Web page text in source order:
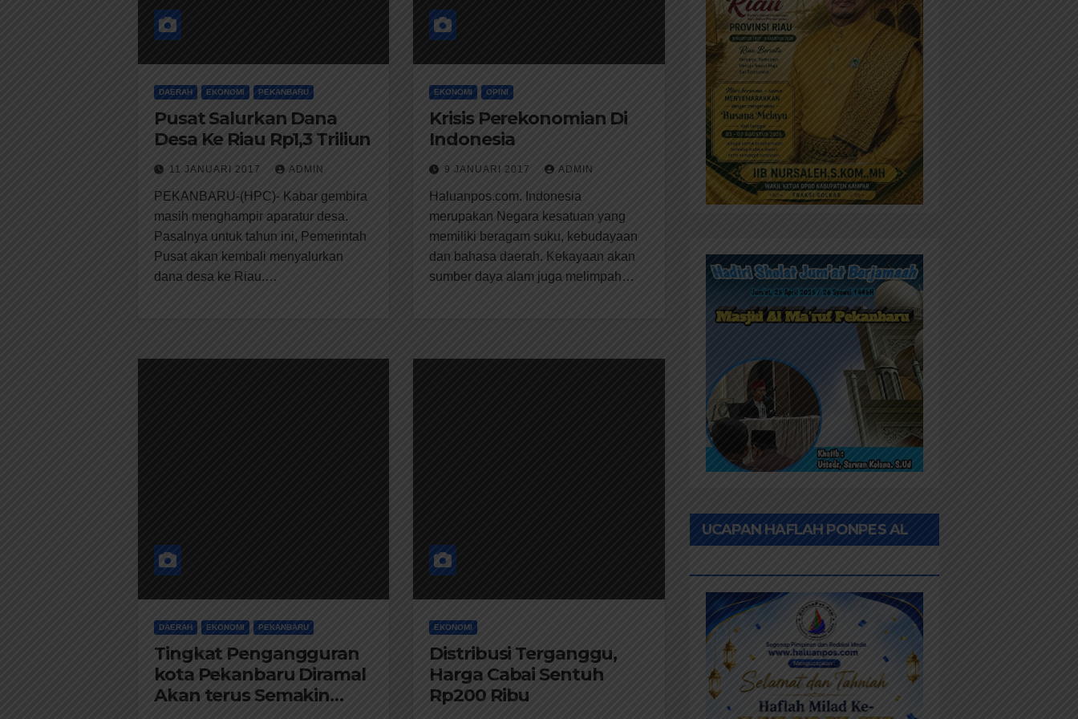
DAERAH EKONOMI PEKANBARU
Pusat Salurkan Dana
Desa Ke Riau Rp1,3 Triliun
11 JANUARI 2017 ADMIN
PEKANBARU-(HPC)- Kabar gembira
masih menghampir aparatur desa.
Pasalnya untuk tahun ini, Pemerintah
Pusat akan kembali menyalurkan
dana desa ke Riau.…
EKONOMI OPINI
Krisis Perekonomian Di
Indonesia
9 JANUARI 2017 ADMIN
Haluanpos.com. Indonesia
merupakan Negara kesatuan yang
memiliki beragam suku, kebudayaan
dan bahasa daerah. Kekayaan akan
sumber daya alam juga melimpah…
DAERAH EKONOMI PEKANBARU
Tingkat Pengangguran
kota Pekanbaru Diramal
Akan terus Semakin
EKONOMI
Distribusi Terganggu,
Harga Cabai Sentuh
Rp200 Ribu
UCAPAN HAFLAH PONPES AL